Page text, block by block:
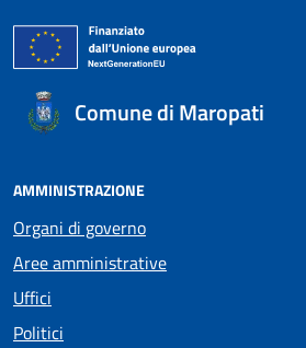
Comune di Maropati
AMMINISTRAZIONE
Organi di governo
Aree amministrative
Uffici
Politici